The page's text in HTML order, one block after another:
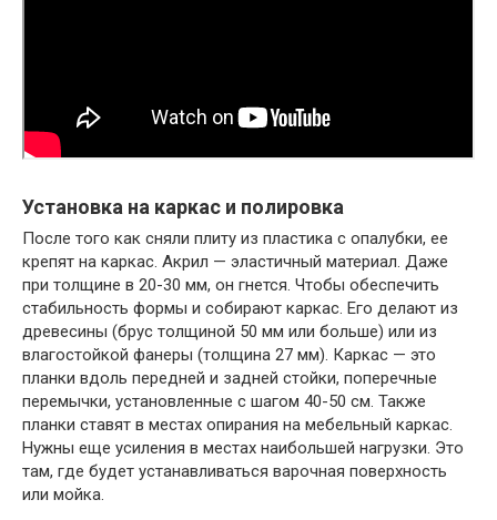
Установка на каркас и полировка
После того как сняли плиту из пластика с опалубки, ее
крепят на каркас. Акрил — эластичный материал. Даже
при толщине в 20-30 мм, он гнется. Чтобы обеспечить
стабильность формы и собирают каркас. Его делают из
древесины (брус толщиной 50 мм или больше) или из
влагостойкой фанеры (толщина 27 мм). Каркас — это
планки вдоль передней и задней стойки, поперечные
перемычки, установленные с шагом 40-50 см. Также
планки ставят в местах опирания на мебельный каркас.
Нужны еще усиления в местах наибольшей нагрузки. Это
там, где будет устанавливаться варочная поверхность
или мойка.